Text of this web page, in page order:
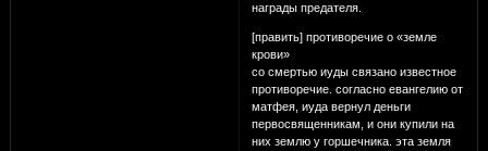
награды предателя.
[править] противоречие о «земле
крови»
со смертью иуды связано известное
противоречие. согласно евангелию от
матфея, иуда вернул деньги
первосвященникам, и они купили на
них землю у горшечника. эта земля